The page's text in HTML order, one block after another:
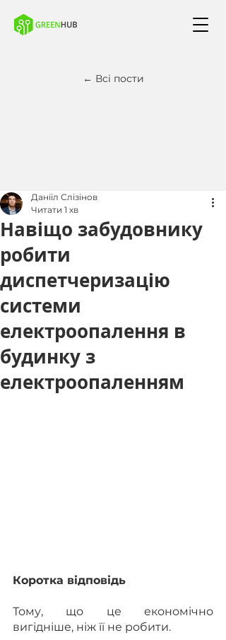
← Всі пости
Навіщо забудовнику
робити
диспетчеризацію
системи
електроопалення в
будинку з
електроопаленням
Данііл Слізінов
Читати 1 хв
Коротка відповідь
Тому, що це економічно
вигідніше, ніж її не робити.